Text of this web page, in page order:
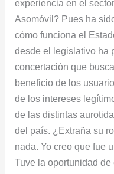
experiencia en el
Asomóvil? Pues ha
cómo funciona el
desde el legislativo ha
concertación que
beneficio de los
de los intereses
de las distintas
del país. ¿Extraña su
nada. Yo creo que fue
Tuve la oportunidad